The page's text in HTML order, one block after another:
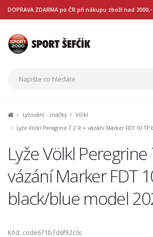
DOPRAVA ZDARMA po ČR při nákupu zboží nad 2000,-
Lyžování - značky
Völkl
Lyže Völkl Peregrine 7.2 R + vázání Marker FDT 10
Lyže Völkl Peregrine
vázání Marker FDT
black/blue model
Kód: code671b7d6f92c0c